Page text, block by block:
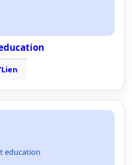
education